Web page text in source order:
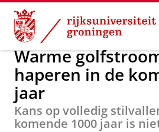
Skip
Content
Skip
Navigation
Bernoulli Institute for
Warme
haperen in de
jaar
Kans op volledig
komende 1000 jaar is